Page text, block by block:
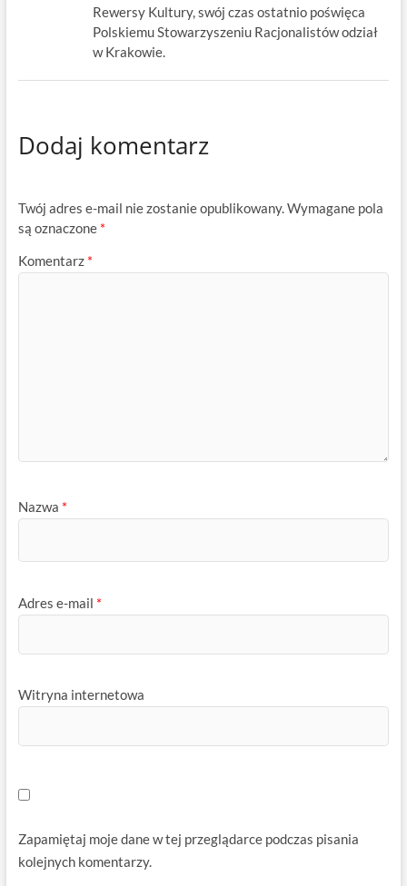
Rewersy Kultury, swój czas ostatnio poświęca
Polskiemu Stowarzyszeniu Racjonalistów odział
w Krakowie.
Dodaj komentarz
Twój adres e-mail nie zostanie opublikowany.Wymagane pola
są oznaczone *
Komentarz *
Nazwa *
Adres e-mail *
Witryna internetowa
Zapamiętaj moje dane w tej przeglądarce podczas pisania
kolejnych komentarzy.